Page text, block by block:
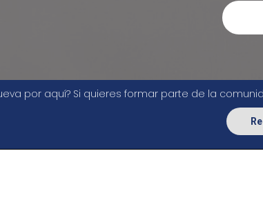
por aquí? Si quieres formar parte de la